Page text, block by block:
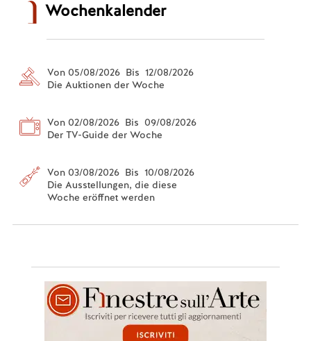
Wochenkalender
Von 05/08/2026 Bis 12/08/2026
Die Auktionen der Woche
Von 02/08/2026 Bis 09/08/2026
Der TV-Guide der Woche
Von 03/08/2026 Bis 10/08/2026
Die Ausstellungen, die diese
Woche eröffnet werden